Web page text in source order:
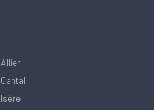
Allier
Cantal
Isère